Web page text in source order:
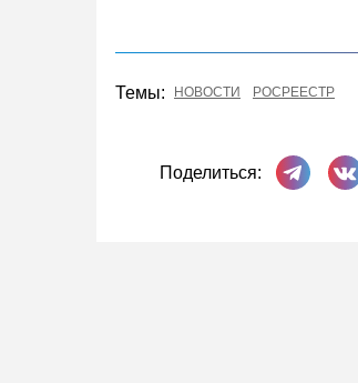
Темы: НОВОСТИ РОСРЕЕСТР
Поделиться: